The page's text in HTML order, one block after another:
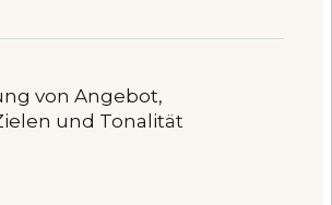
von Angebot,
und Tonalität